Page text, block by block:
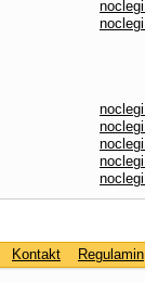
Kontakt Regulamin